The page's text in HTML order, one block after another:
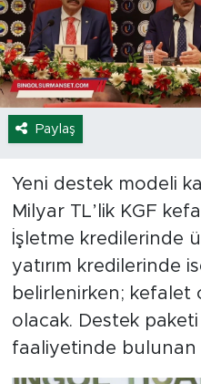
Paylaş
Yeni destek modeli
Milyar TL’lik KGF
İşletme kredilerinde
yatırım kredilerinde
belirlenirken; kefalet
olacak. Destek
faaliyetinde bulunan
Ekonomi
Hava Durumu
Tavz Der
Bingöl Kaza